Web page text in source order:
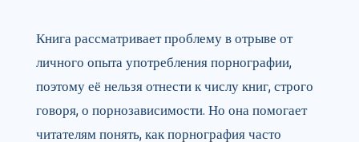
Книга рассматривает проблему в отрыве от
личного опыта употребления порнографии,
поэтому её нельзя отнести к числу книг, строго
говоря, о порнозависимости. Но она помогает
читателям понять, как порнография часто